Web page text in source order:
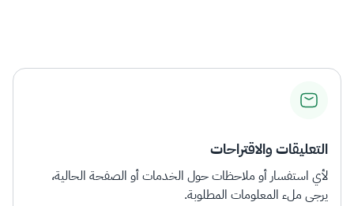
التعليقات والاقتراحات
لأي استفسار أو ملاحظات حول الخدمات أو الصفحة الحالية،
يرجى ملء المعلومات المطلوبة.